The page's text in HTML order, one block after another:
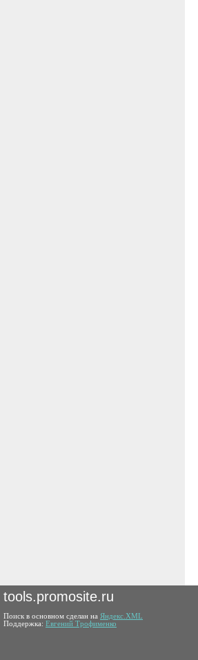
tools.promosite.ru
Поиск в основном сделан на Яндекс.XML
Поддержка: Евгений Трофименко